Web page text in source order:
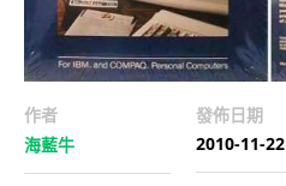
作者
海藍牛
發佈日期
2010-11-22